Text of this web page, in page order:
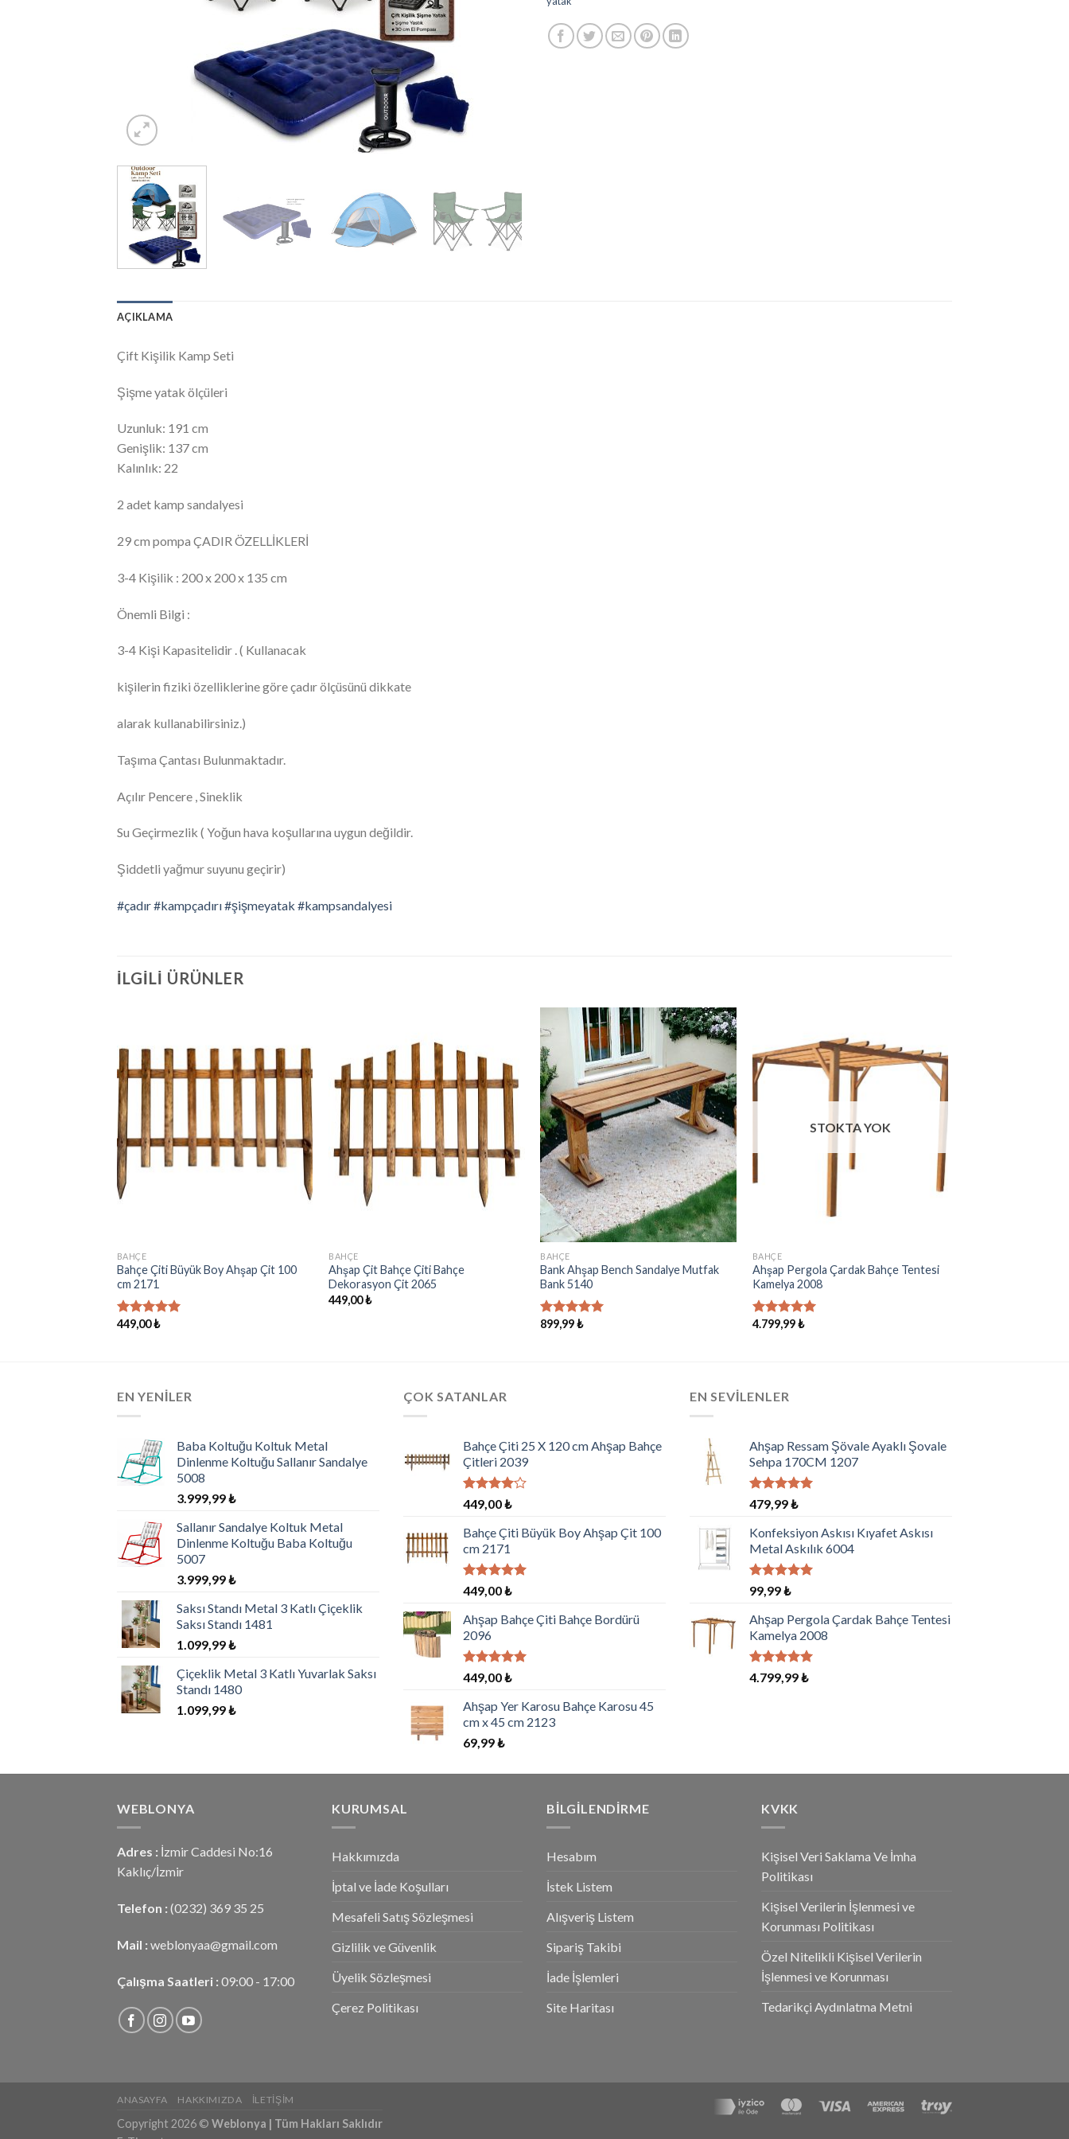
AÇIKLAMA
Çift Kişilik Kamp Seti
Şişme yatak ölçüleri
Uzunluk: 191 cm
Genişlik: 137 cm
Kalınlık: 22
2 adet kamp sandalyesi
29 cm pompa ÇADIR ÖZELLİKLERİ
3-4 Kişilik : 200 x 200 x 135 cm
Önemli Bilgi :
3-4 Kişi Kapasitelidir . ( Kullanacak
kişilerin fiziki özelliklerine göre çadır ölçüsünü dikkate
alarak kullanabilirsiniz.)
Taşıma Çantası Bulunmaktadır.
Açılır Pencere , Sineklik
Su Geçirmezlik ( Yoğun hava koşullarına uygun değildir.
Şiddetli yağmur suyunu geçirir)
#çadır#kampçadırı#şişmeyatak #kampsandalyesi
İLGILI ÜRÜNLER
İstek
Ekle
BAHÇE
Bahçe Çiti Büyük Boy Ahşap Çit 100
cm 2171
5 üzerinden
449,00₺
Listeme
Ekle
BAHÇE
Ahşap Çit Bahçe Çiti Bahçe
Dekorasyon Çit 2065
449,00₺
Listeme
Ekle
BAHÇE
Bank Ahşap Bench Sandalye Mutfak
Bank 5140
5 üzerinden
899,99₺
İstek
Listeme
Ekle
STOKTA YOK
BAHÇE
Ahşap Pergola Çardak Bahçe Tentesi
Kamelya 2008
5 üzerinden
4.799,99₺
EN YENILER
Baba Koltuğu Koltuk Metal
Dinlenme Koltuğu Sallanır Sandalye
5008
3.999,99₺
Sallanır Sandalye Koltuk Metal
Dinlenme Koltuğu Baba Koltuğu
5007
3.999,99₺
Saksı Standı Metal 3 Katlı Çiçeklik
Saksı Standı 1481
1.099,99₺
Çiçeklik Metal 3 Katlı Yuvarlak Saksı
Standı 1480
1.099,99₺
ÇOK SATANLAR
Bahçe Çiti 25 X 120 cm Ahşap Bahçe
Çitleri 2039
5
üzerinden
4.00
oy
aldı
449,00₺
Bahçe Çiti Büyük Boy Ahşap Çit 100
cm 2171
5 üzerinden
5.00oy
aldı
449,00₺
Ahşap Bahçe Çiti Bahçe Bordürü
2096
5 üzerinden
5.00oy
aldı
449,00₺
Ahşap Yer Karosu Bahçe Karosu 45
cm x 45 cm 2123
69,99₺
EN SEVILENLER
Ahşap Ressam Şövale Ayaklı Şovale
Sehpa 170CM 1207
5 üzerinden
5.00oy
aldı
479,99₺
Konfeksiyon Askısı Kıyafet Askısı
Metal Askılık 6004
5 üzerinden
5.00
aldı
99,99₺
Ahşap Pergola Çardak Bahçe Tentesi
Kamelya 2008
5 üzerinden
oy
4.799,99₺
WEBLONYA
Adres : İzmir Caddesi No:16
Kaklıç/İzmir
Telefon : (0232) 369 35 25
Mail : weblonyaa@gmail.com
Çalışma Saatleri : 09:00 - 17:00
KURUMSAL
Hakkımızda
İptal ve İade Koşulları
Mesafeli Satış Sözleşmesi
Gizlilik ve Güvenlik
Üyelik Sözleşmesi
Çerez Politikası
BILGILENDIRME
Hesabım
İstek Listem
Alışveriş Listem
Sipariş Takibi
İade İşlemleri
Site Haritası
KVKK
Kişisel Veri Saklama Ve İmha
Politikası
Kişisel Verilerin İşlenmesi ve
Korunması Politikası
Özel Nitelikli Kişisel Verilerin
İşlenmesi ve Korunması
Tedarikçi Aydınlatma Metni
ANASAYFA HAKKIMIZDA İLETIŞIM
Copyright 2026 © Weblonya | Tüm Hakları Saklıdır